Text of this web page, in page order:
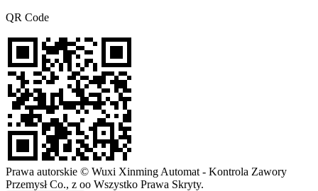
QR Code
Prawa autorskie © Wuxi Xinming Automat - Kontrola Zawory
Przemysł Co., z oo Wszystko Prawa Skryty.